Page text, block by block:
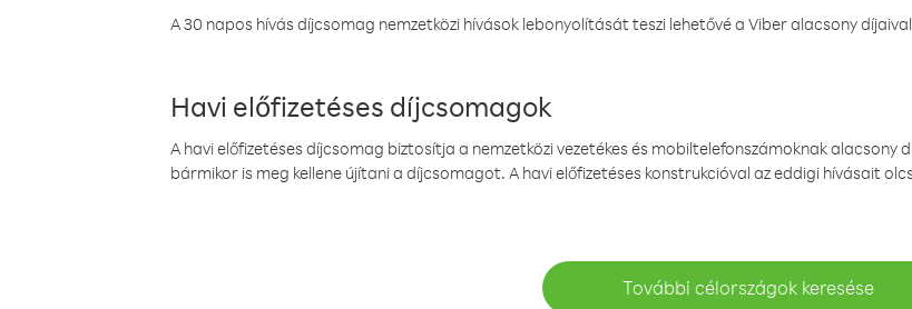
A 30 napos hívás díjcsomag nemzetközi hívások lebonyolítását teszi lehetővé a Viber alacsony
Havi előfizetéses díjcsomagok
A havi előfizetéses díjcsomag biztosítja a nemzetközi vezetékes és mobiltelefonszámoknak alacsony
bármikor is meg kellene újítani a díjcsomagot. A havi előfizetéses konstrukcióval az eddigi hívásait
További célországok keresése